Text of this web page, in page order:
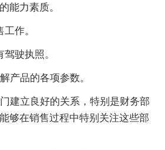
能力素质。
作。
驶执照。
产品的各项参数。
建立良好的关系，特别是财务部
够在销售过程中特别关注这些部